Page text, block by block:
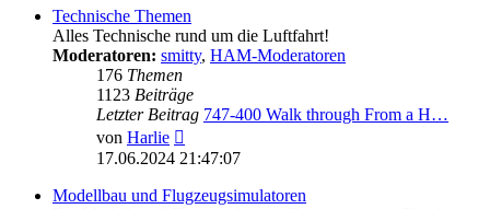
Technische Themen
Alles Technische rund um die Luftfahrt!
Moderatoren: smitty, HAM-Moderatoren
176 Themen
1123 Beiträge
Letzter Beitrag 747-400 Walk through From a H…
von Harlie
Beitrag
17.06.2024 21:47:07
Modellbau und Flugzeugsimulatoren